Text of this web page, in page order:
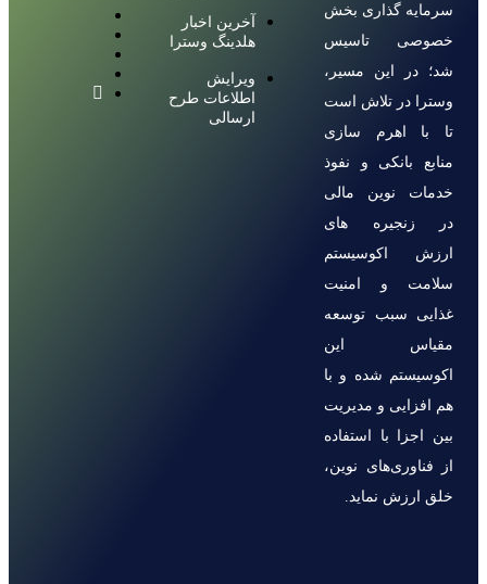
سرمایه گذاری بخش
خصوصی تاسیس
شد؛ در این مسیر،
وسترا در تلاش است
تا با اهرم سازی
منابع بانکی و نفوذ
خدمات نوین مالی
در زنجیره های
ارزش اکوسیستم
سلامت و امنیت
غذایی سبب توسعه
مقیاس این
اکوسیستم شده و با
هم افزایی و مدیریت
بین اجزا با استفاده
از فناوری‌های نوین،
خلق ارزش نماید.
آخرین اخبار
هلدینگ وسترا
ویرایش
اطلاعات طرح
ارسالی